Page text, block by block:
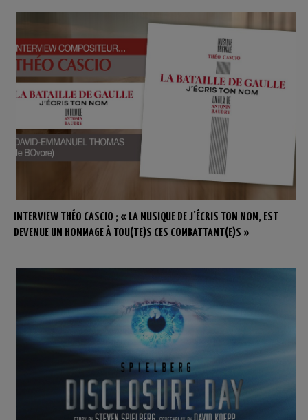
INTERVIEW THÉO CASCIO ; « LA MUSIQUE DE J’ÉCRIS TON NOM, EST
DEVENUE UN HOMMAGE À TOU(TE)S CES COMBATTANT(E)S »